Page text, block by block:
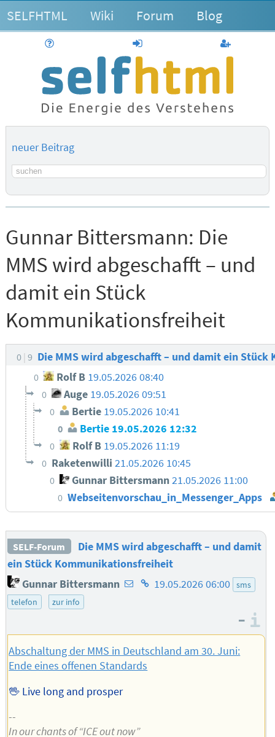
SELFHTML Wiki Forum Blog
anmelden
neuer Beitrag
Suchbegriff
Gunnar Bittersmann: Die
MMS wird abgeschafft – und
damit ein Stück
Kommunikationsfreiheit
0 9 Die MMS wird abgeschafft – und damit ein
0 Rolf B 19.05.2026 08:40
0 Auge 19.05.2026 09:51
0 Bertie 19.05.2026 10:41
0 Bertie 19.05.2026 12:32
0 Rolf B 19.05.2026 11:19
0 Raketenwilli 21.05.2026 10:45
0 Gunnar Bittersmann21.05.2026 11:00
0 Webseitenvorschau_in_Messenger_Apps
SELF-Forum
Die MMS wird abgeschafft – und damit
ein Stück Kommunikationsfreiheit
Gunnar Bittersmann E-
des
Autors
Homepage
19.05.2026 06:00 sms
telefon
zur info
–
Abschaltung der MMS in Deutschland am 30. Juni:
Ende eines offenen Standards
🖖 Live long and prosper
--
In our chants of “ICE out now”